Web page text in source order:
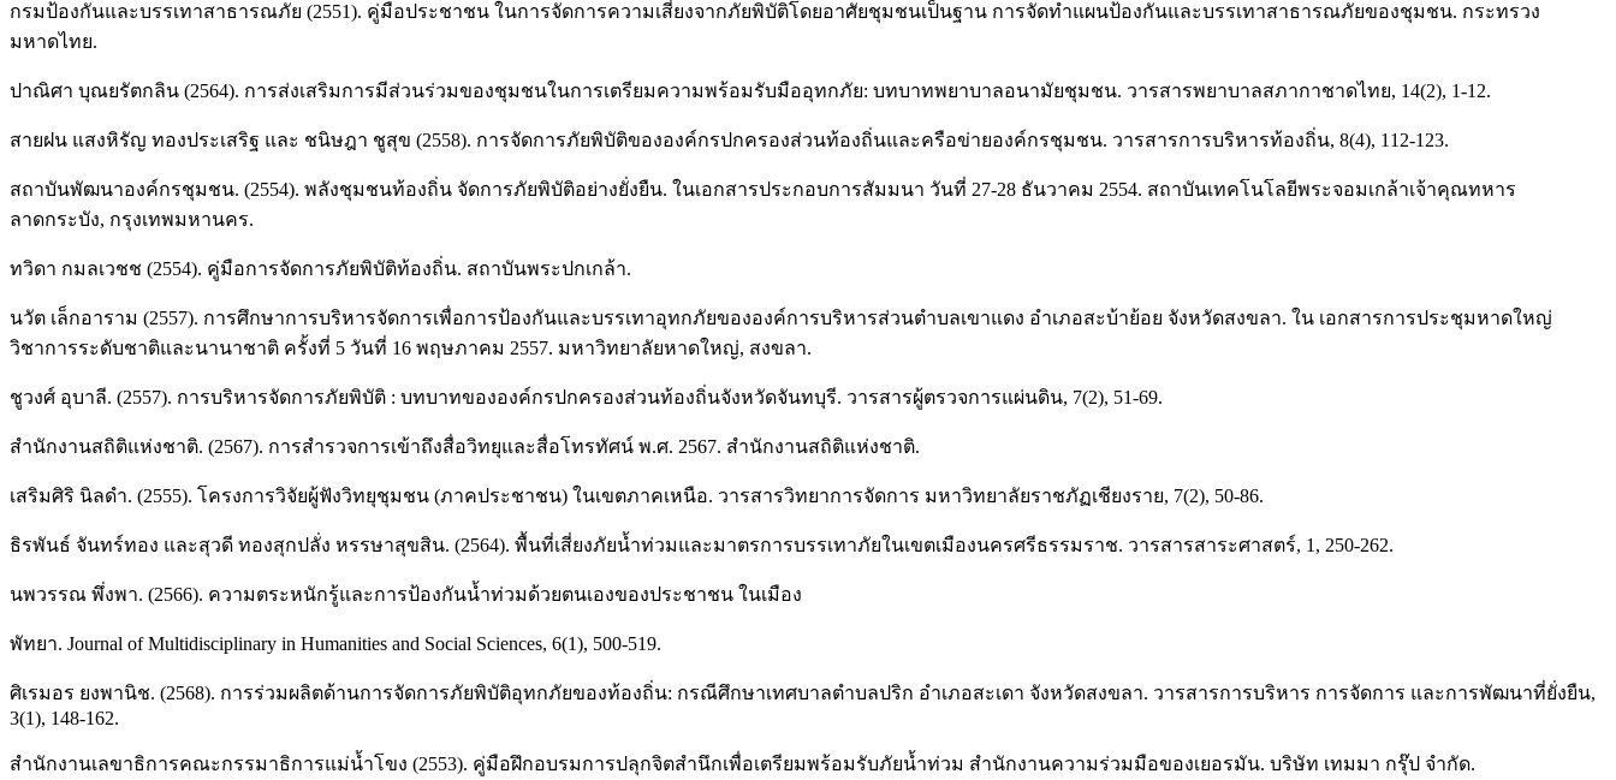
กรมป้องกันและบรรเทาสาธารณภัย (2551). คู่มือประชาชน ในการจัดการความเสี่ยงจากภัยพิบัติโดยอาศัยชุมชนเป็นฐาน การจัดทำแผนป้องกันและบรรเทาสาธารณภัยของชุมชน. กระทรวง
มหาดไทย.
ปาณิศา บุณยรัตกลิน (2564). การส่งเสริมการมีส่วนร่วมของชุมชนในการเตรียมความพร้อมรับมืออุทกภัย: บทบาทพยาบาลอนามัยชุมชน. วารสารพยาบาลสภากาชาดไทย, 14(2), 1-12.
สายฝน แสงหิรัญ ทองประเสริฐ และ ชนิษฎา ชูสุข (2558). การจัดการภัยพิบัติขององค์กรปกครองส่วนท้องถิ่นและครือข่ายองค์กรชุมชน. วารสารการบริหารท้องถิ่น, 8(4), 112-123.
สถาบันพัฒนาองค์กรชุมชน. (2554). พลังชุมชนท้องถิ่น จัดการภัยพิบัติอย่างยั่งยืน. ในเอกสารประกอบการสัมมนา วันที่ 27-28 ธันวาคม 2554. สถาบันเทคโนโลยีพระจอมเกล้าเจ้าคุณทหาร
ลาดกระบัง, กรุงเทพมหานคร.
ทวิดา กมลเวชช (2554). คู่มือการจัดการภัยพิบัติท้องถิ่น. สถาบันพระปกเกล้า.
นวัต เล็กอาราม (2557). การศึกษาการบริหารจัดการเพื่อการป้องกันและบรรเทาอุทกภัยขององค์การบริหารส่วนตำบลเขาแดง อำเภอสะบ้าย้อย จังหวัดสงขลา. ใน เอกสารการประชุมหาดใหญ่
วิชาการระดับชาติและนานาชาติ ครั้งที่ 5 วันที่ 16 พฤษภาคม 2557. มหาวิทยาลัยหาดใหญ่, สงขลา.
ชูวงศ์ อุบาลี. (2557). การบริหารจัดการภัยพิบัติ : บทบาทขององค์กรปกครองส่วนท้องถิ่นจังหวัดจันทบุรี. วารสารผู้ตรวจการแผ่นดิน, 7(2), 51-69.
สำนักงานสถิติแห่งชาติ. (2567). การสำรวจการเข้าถึงสื่อวิทยุและสื่อโทรทัศน์ พ.ศ. 2567. สำนักงานสถิติแห่งชาติ.
เสริมศิริ นิลดำ. (2555). โครงการวิจัยผู้ฟังวิทยุชุมชน (ภาคประชาชน) ในเขตภาคเหนือ. วารสารวิทยาการจัดการ มหาวิทยาลัยราชภัฏเชียงราย, 7(2), 50-86.
ธิรพันธ์ จันทร์ทอง และสุวดี ทองสุกปลั่ง หรรษาสุขสิน. (2564). พื้นที่เสี่ยงภัยน้ำท่วมและมาตรการบรรเทาภัยในเขตเมืองนครศรีธรรมราช. วารสารสาระศาสตร์, 1, 250-262.
นพวรรณ พึ่งพา. (2566). ความตระหนักรู้และการป้องกันน้ำท่วมด้วยตนเองของประชาชน ในเมือง
พัทยา. Journal of Multidisciplinary in Humanities and Social Sciences, 6(1), 500-519.
ศิเรมอร ยงพานิช. (2568). การร่วมผลิตด้านการจัดการภัยพิบัติอุทกภัยของท้องถิ่น: กรณีศึกษาเทศบาลตำบลปริก อำเภอสะเดา จังหวัดสงขลา. วารสารการบริหาร การจัดการ และการพัฒนาที่ยั่งยืน,
3(1), 148-162.
สำนักงานเลขาธิการคณะกรรมาธิการแม่น้ำโขง (2553). คู่มือฝึกอบรมการปลุกจิตสำนึกเพื่อเตรียมพร้อมรับภัยน้ำท่วม สำนักงานความร่วมมือของเยอรมัน. บริษัท เทมมา กรุ๊ป จำกัด.